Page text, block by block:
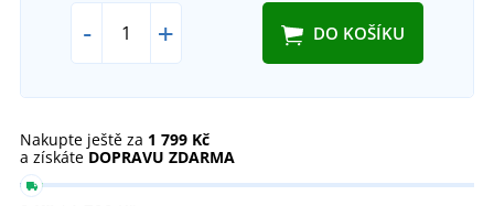
- + DO KOŠÍKU
Nakupte ještě za 1 799 Kč
a získáte DOPRAVU ZDARMA